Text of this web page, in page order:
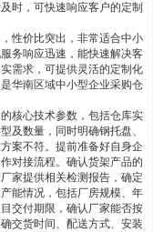
时，可快速响应客户的定制
性价比突出，非常适合中小
务响应迅速，能快速解决客
需求，可提供灵活的定制化
华南区域中小型企业采购仓
核心技术参数，包括仓库实
及数量，同时明确钢托盘、
案不符。提前准备好自身企
对接流程。确认货架产品的
家提供相关检测报告，确定
能情况，包括厂房规模、年
交付期限，确认厂家能否按
交货时间、配送方式、安装